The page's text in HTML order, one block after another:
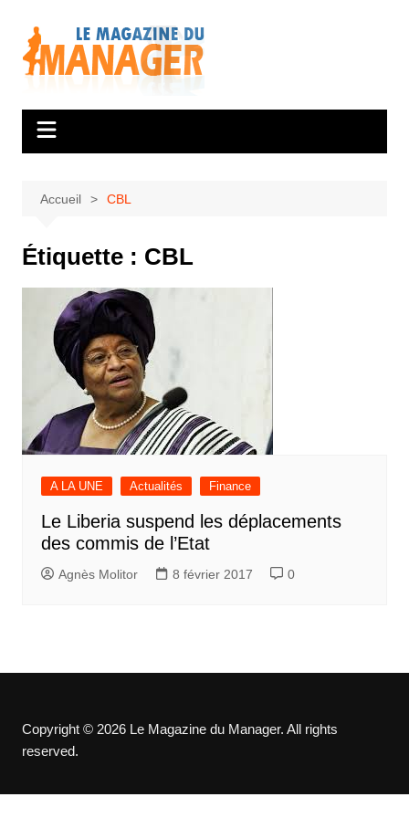
contenu
Accueil CBL
Étiquette : CBL
A LA UNE Actualités Finance
Le Liberia suspend les déplacements
des commis de l’Etat
Agnès Molitor 8 février 2017 0
Copyright © 2026 Le Magazine du Manager. All rights
reserved.